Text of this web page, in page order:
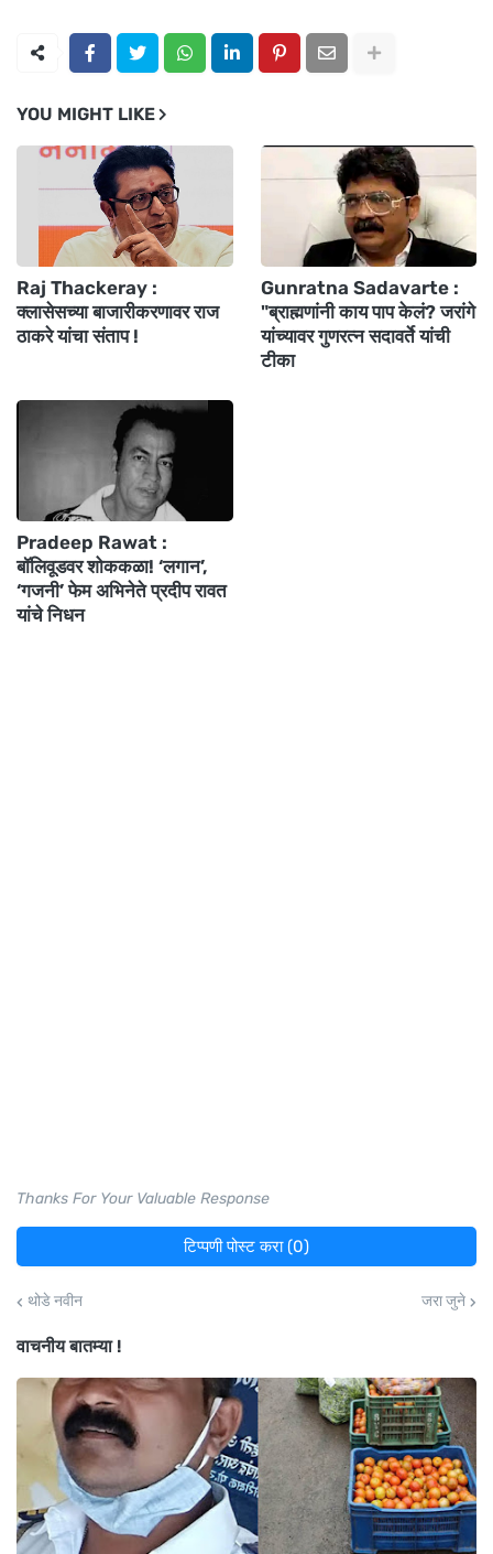
YOU MIGHT LIKE
Raj Thackeray :
क्लासेसच्या बाजारीकरणावर राज
ठाकरे यांचा संताप !
Gunratna Sadavarte :
"ब्राह्मणांनी काय पाप केलं? जरांगे
यांच्यावर गुणरत्न सदावर्ते यांची
टीका
Pradeep Rawat :
बॉलिवूडवर शोककळा! ‘लगान’,
‘गजनी’ फेम अभिनेते प्रदीप रावत
यांचे निधन
Thanks For Your Valuable Response
टिप्पणी पोस्ट करा (0)
थोडे नवीन जरा जुने
वाचनीय बातम्या !